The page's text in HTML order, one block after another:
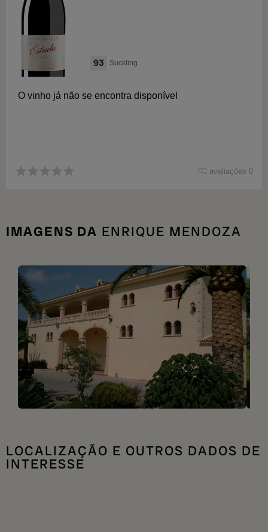
93 Suckling
O vinho já não se encontra disponível
avaliações 0
IMAGENS DA ENRIQUE MENDOZA
LOCALIZAÇÃO E OUTROS DADOS DE
INTERESSE